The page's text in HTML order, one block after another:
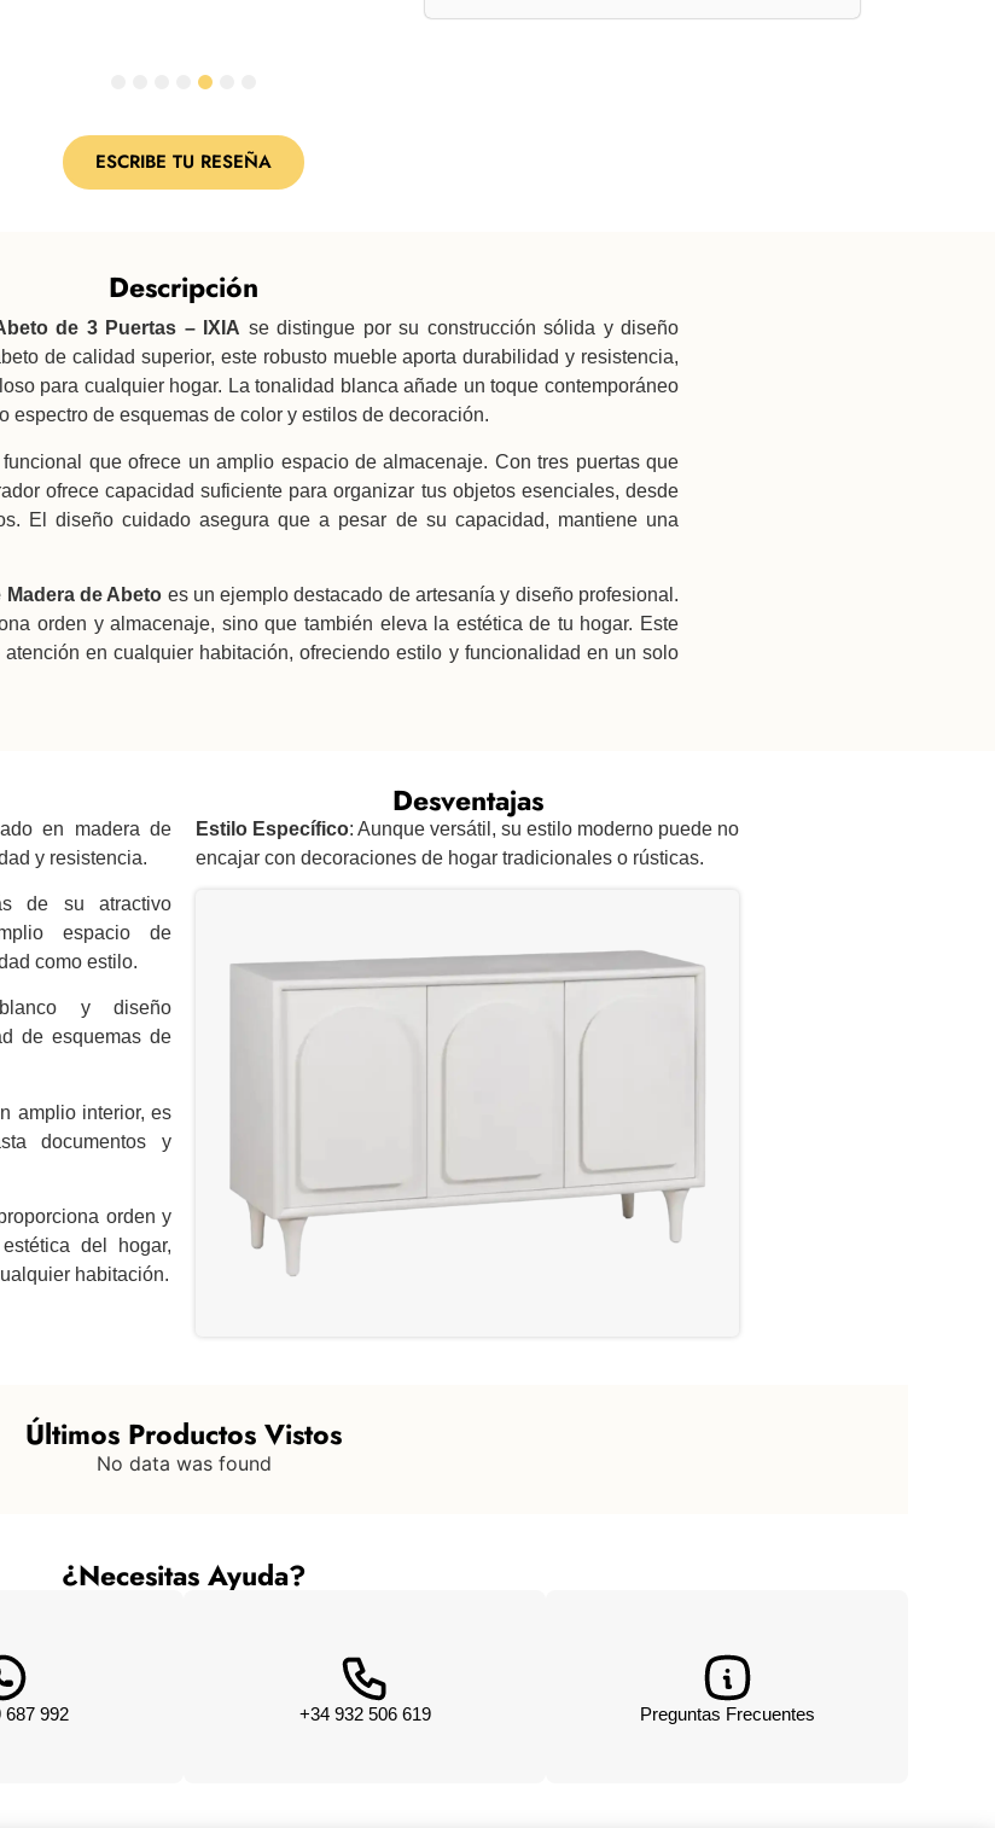
ESCRIBE TU RESEÑA
Descripción
de 3 Puertas – IXIA se distingue por su construcción sólida y diseño
de calidad superior, este robusto mueble aporta durabilidad y resistencia,
para cualquier hogar. La tonalidad blanca añade un toque contemporáneo
espectro de esquemas de color y estilos de decoración.
que ofrece un amplio espacio de almacenaje. Con tres puertas que
ofrece capacidad suficiente para organizar tus objetos esenciales, desde
El diseño cuidado asegura que a pesar de su capacidad, mantiene una
de Abeto es un ejemplo destacado de artesanía y diseño profesional.
orden y almacenaje, sino que también eleva la estética de tu hogar. Este
en cualquier habitación, ofreciendo estilo y funcionalidad en un solo
en madera de
y resistencia.
de su atractivo
espacio de
como estilo.
y diseño
de esquemas de
amplio interior, es
documentos y
orden y
del hogar,
habitación.
Desventajas
Estilo Específico: Aunque versátil, su estilo moderno puede no
encajar con decoraciones de hogar tradicionales o rústicas.
Últimos Productos Vistos
No data was found
¿Necesitas Ayuda?
687 992 +34 932 506 619 Preguntas Frecuentes